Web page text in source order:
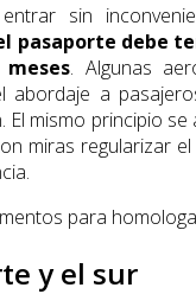
sin
pasaporte debe
. Algunas
abordaje a
El mismo principio
miras regularizar
y el sur